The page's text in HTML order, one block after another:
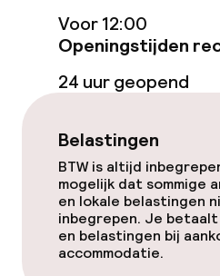
Eet- en
Restaurant
Eet- en drinkdiensten
Ontbijtbuffet
Lunch à la carte
Voor 12:00
Openingstijden
24 uur geopend
Belastingen
BTW is altijd
mogelijk dat sommige
en lokale belastingen
inbegrepen. Je
en belastingen bij
accommodatie.